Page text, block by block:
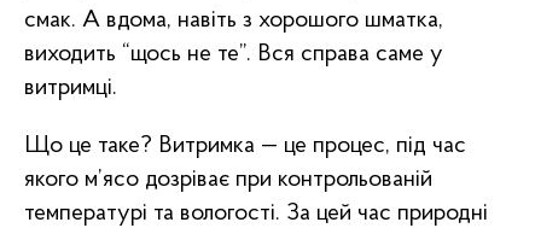
смак. А вдома, навіть з хорошого шматка,
виходить “щось не те”. Вся справа саме у
витримці.
Що це таке? Витримка — це процес, під час
якого м’ясо дозріває при контрольованій
температурі та вологості. За цей час природні